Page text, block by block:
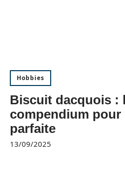
Hobbies
Biscuit dacquois :
compendium pour
parfaite
13/09/2025